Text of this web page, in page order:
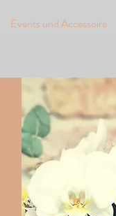
Events und Accessoire